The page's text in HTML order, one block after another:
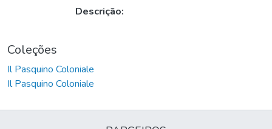
Descrição:
Coleções
Il Pasquino Coloniale
Il Pasquino Coloniale